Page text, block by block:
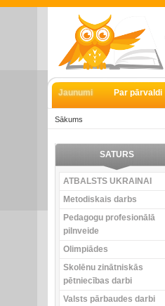
Jaunumi Par pārvaldi
Sākums
SATURS
ATBALSTS UKRAINAI
Metodiskais darbs
Pedagogu profesionālā
pilnveide
Olimpiādes
Skolēnu zinātniskās
pētniecības darbi
Valsts pārbaudes darbi